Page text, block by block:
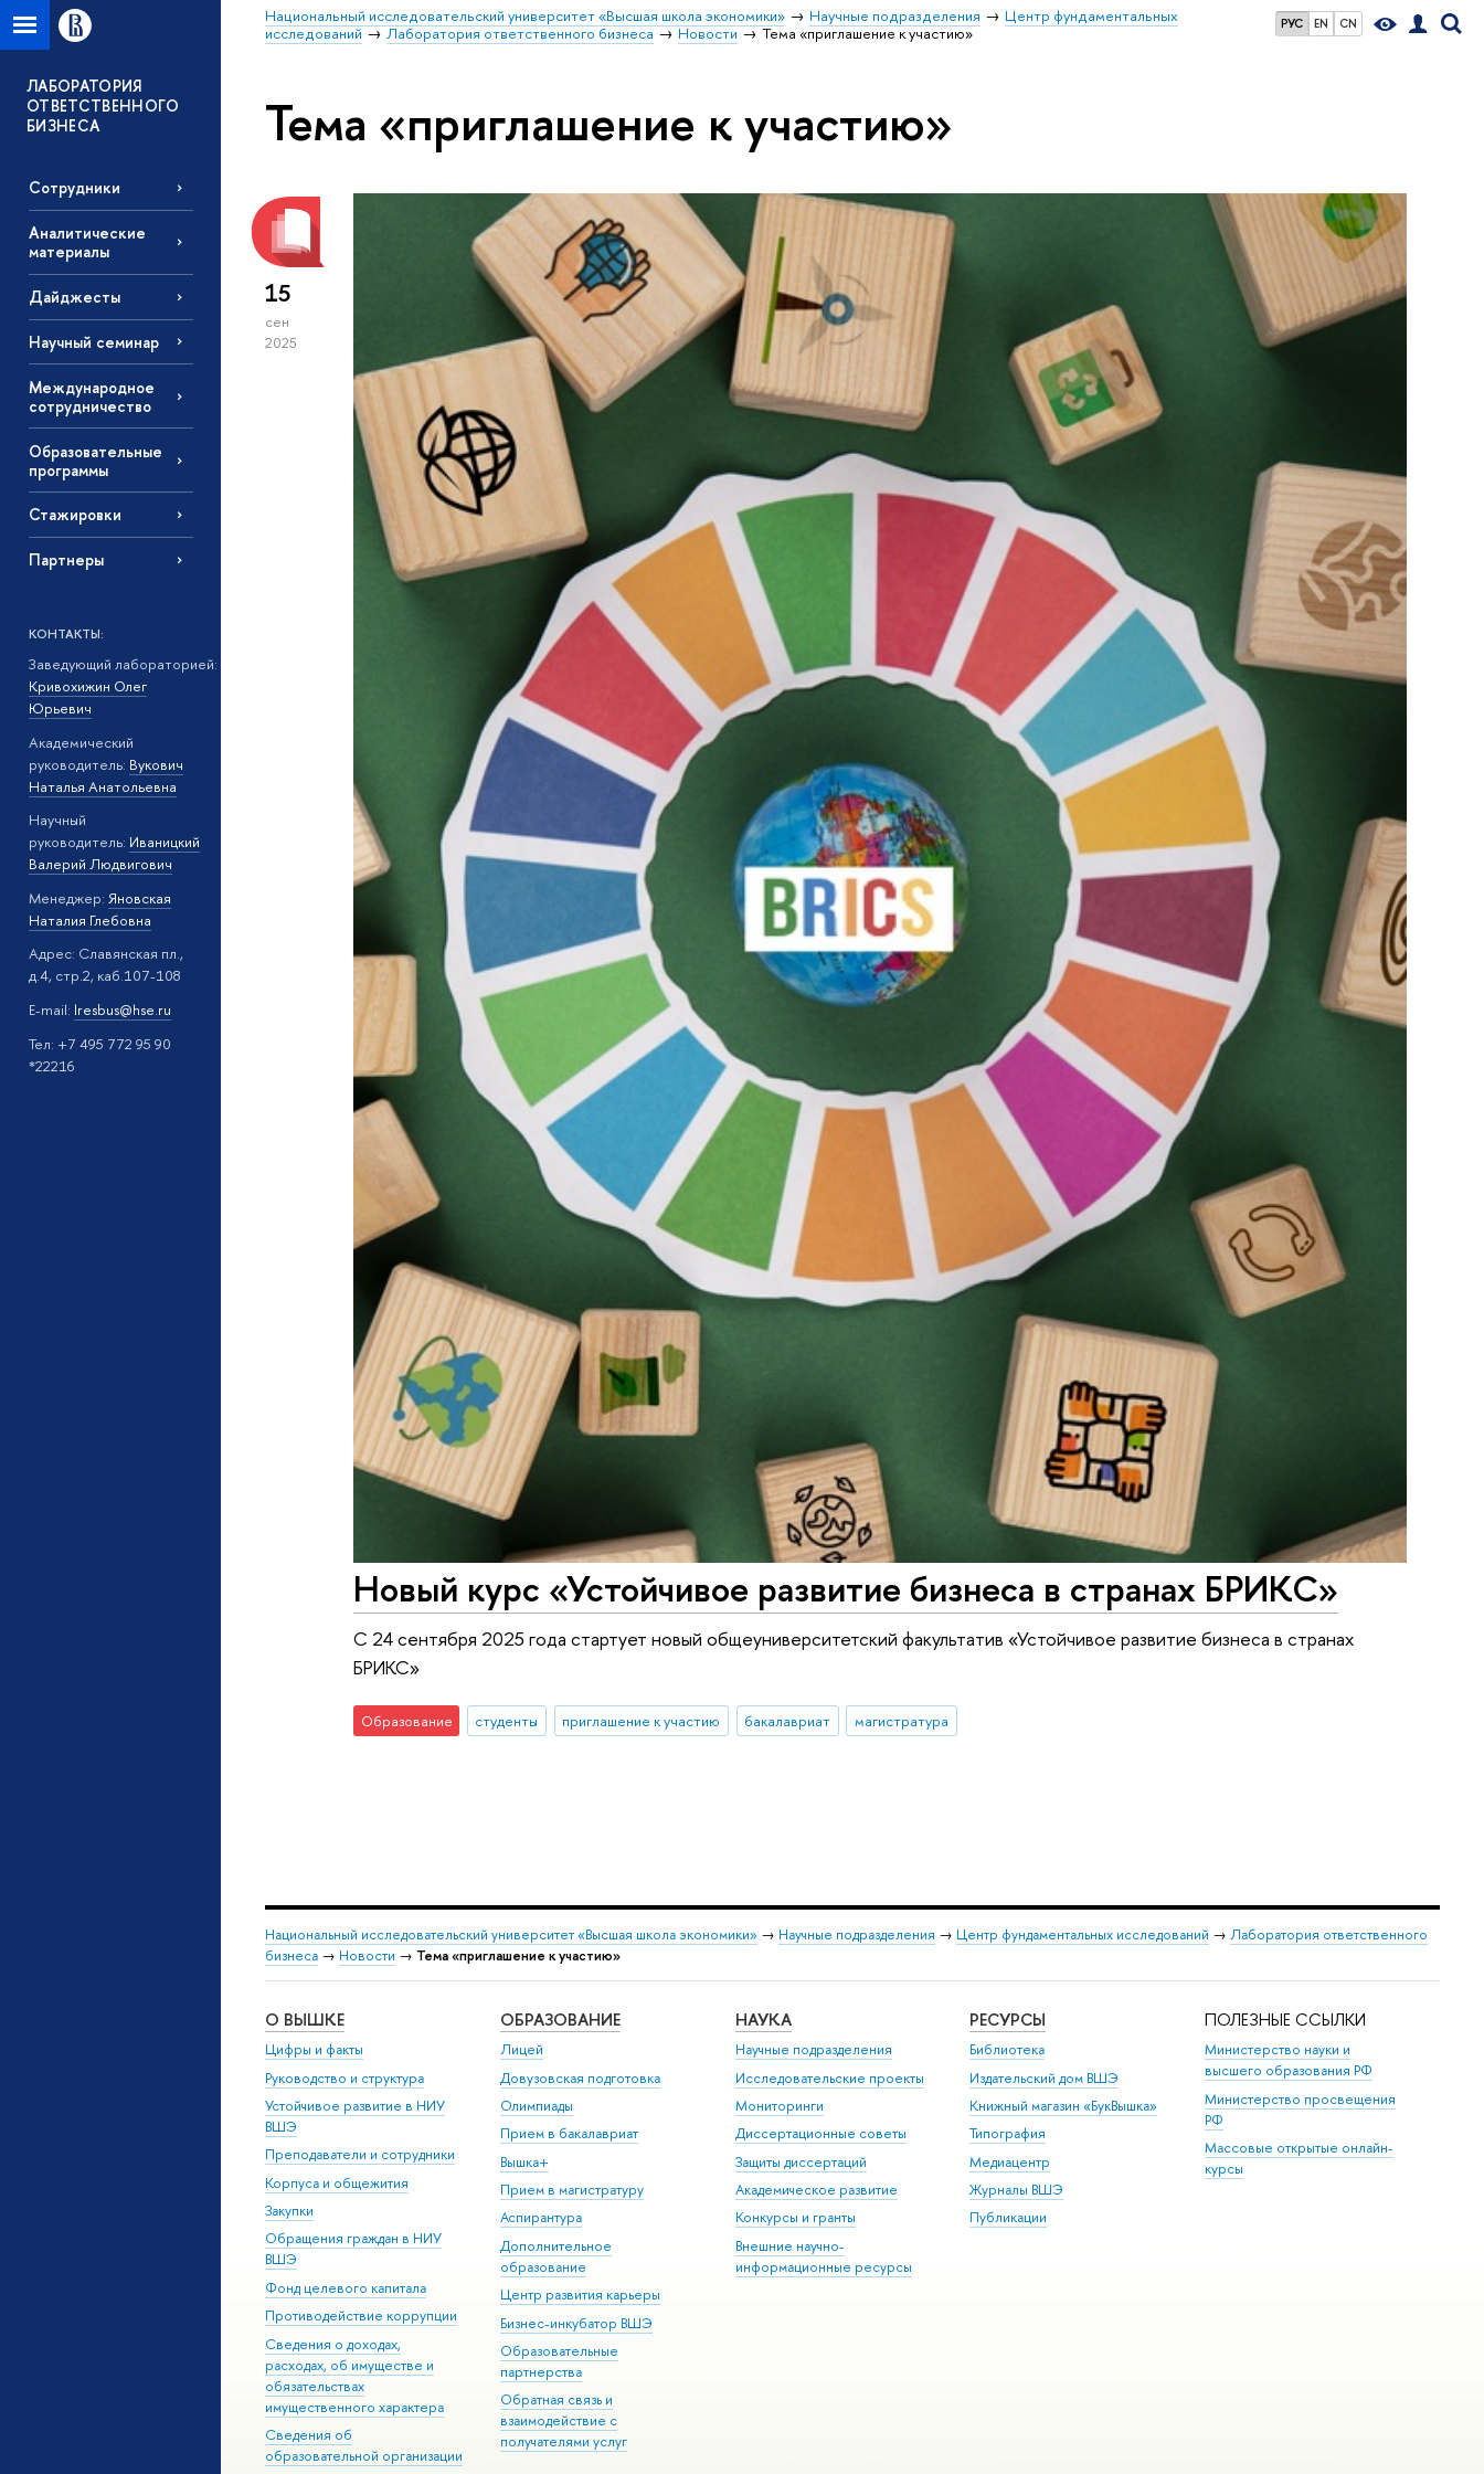
РУС EN CN
Национальный исследовательский университет «Высшая школа экономики» Научные подразделения
Центр фундаментальных
исследований
Лаборатория ответственного бизнеса Новости Тема «приглашение к участию»
ЛАБОРАТОРИЯ
ОТВЕТСТВЕННОГО
БИЗНЕСА
Сотрудники
Аналитические
материалы
Дайджесты
Научный семинар
Международное
сотрудничество
Образовательные
программы
Стажировки
Партнеры
КОНТАКТЫ:
Заведующий лабораторией:
Кривохижин Олег
Юрьевич
Академический
руководитель: Вукович
Наталья Анатольевна
Научный
руководитель: Иваницкий
Валерий Людвигович
Менеджер: Яновская
Наталия Глебовна
Адрес: Славянская пл.,
д.4, стр.2, каб.107-108
Е-mail: lresbus@hse.ru
Тел: +7 495 772 95 90
*22216
Тема «приглашение к участию»
15
сен
2025
Новый курс «Устойчивое развитие бизнеса в странах БРИКС»
С 24 сентября 2025 года стартует новый общеуниверситетский факультатив «Устойчивое развитие бизнеса в странах
БРИКС»
Образование студенты приглашение к участию бакалавриат магистратура
Национальный исследовательский университет «Высшая школа экономики» → Научные подразделения → Центр фундаментальных исследований → Лаборатория ответственного
бизнеса → Новости → Тема «приглашение к участию»
О ВЫШКЕ
Цифры и факты
Руководство и структура
Устойчивое развитие в НИУ
ВШЭ
Преподаватели и сотрудники
Корпуса и общежития
Закупки
Обращения граждан в НИУ
ВШЭ
Фонд целевого капитала
Противодействие коррупции
Сведения о доходах,
расходах, об имуществе и
обязательствах
имущественного характера
Сведения об
образовательной организации
ОБРАЗОВАНИЕ
Лицей
Довузовская подготовка
Олимпиады
Прием в бакалавриат
Вышка+
Прием в магистратуру
Аспирантура
Дополнительное
образование
Центр развития карьеры
Бизнес-инкубатор ВШЭ
Образовательные
партнерства
Обратная связь и
взаимодействие с
получателями услуг
НАУКА
Научные подразделения
Исследовательские проекты
Мониторинги
Диссертационные советы
Защиты диссертаций
Академическое развитие
Конкурсы и гранты
Внешние научно-
информационные ресурсы
РЕСУРСЫ
Библиотека
Издательский дом ВШЭ
Книжный магазин «БукВышка»
Типография
Медиацентр
Журналы ВШЭ
Публикации
ПОЛЕЗНЫЕ ССЫЛКИ
Министерство науки и
высшего образования РФ
Министерство просвещения
РФ
Массовые открытые онлайн-
курсы